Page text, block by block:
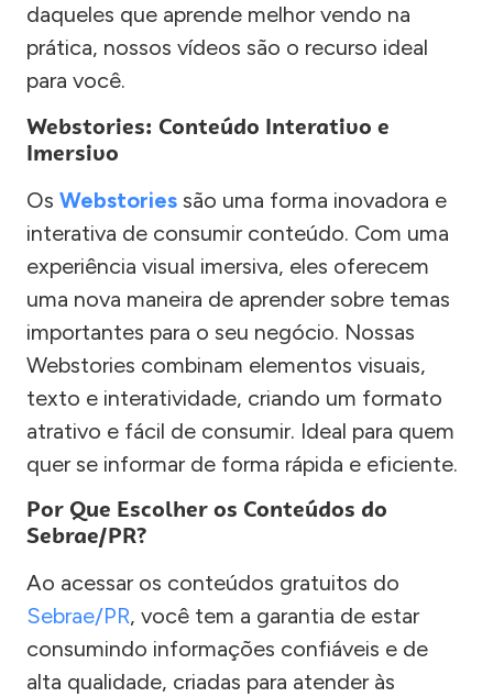
daqueles que aprende melhor vendo na
prática, nossos vídeos são o recurso ideal
para você.
Webstories: Conteúdo Interativo e
Imersivo
Os Webstories são uma forma inovadora e
interativa de consumir conteúdo. Com uma
experiência visual imersiva, eles oferecem
uma nova maneira de aprender sobre temas
importantes para o seu negócio. Nossas
Webstories combinam elementos visuais,
texto e interatividade, criando um formato
atrativo e fácil de consumir. Ideal para quem
quer se informar de forma rápida e eficiente.
Por Que Escolher os Conteúdos do
Sebrae/PR?
Ao acessar os conteúdos gratuitos do
Sebrae/PR, você tem a garantia de estar
consumindo informações confiáveis e de
alta qualidade, criadas para atender às